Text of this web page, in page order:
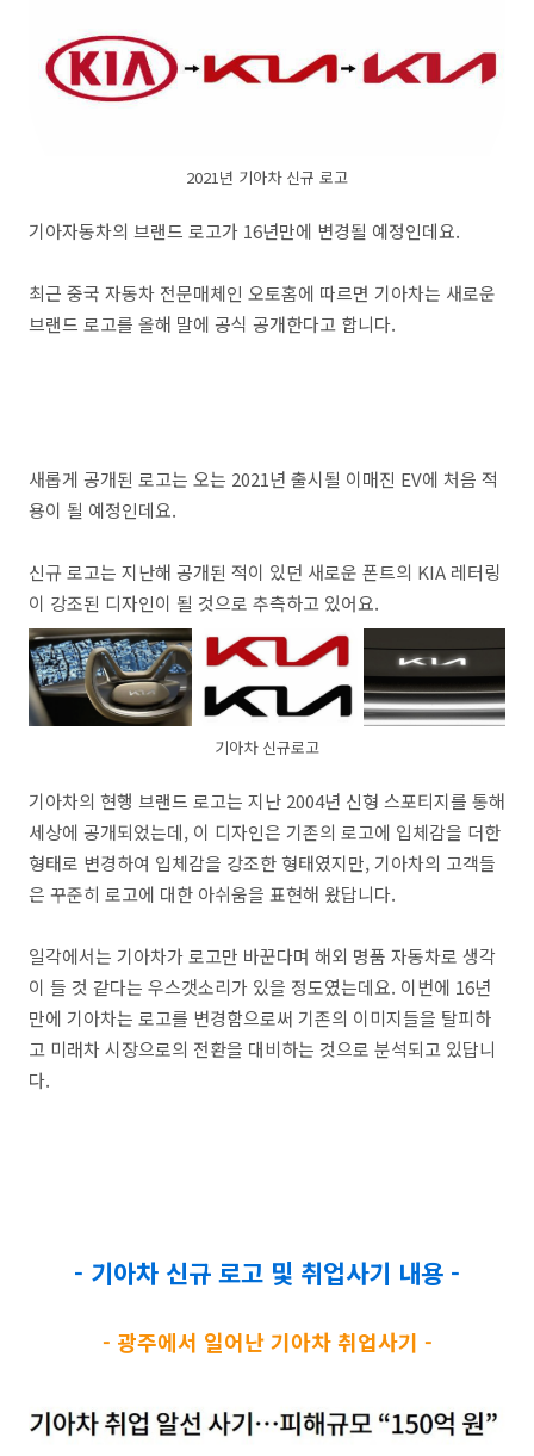
2021년 기아차 신규 로고
기아자동차의 브랜드 로고가 16년만에 변경될 예정인데요.
최근 중국 자동차 전문매체인 오토홈에 따르면 기아차는 새로운
브랜드 로고를 올해 말에 공식 공개한다고 합니다.
새롭게 공개된 로고는 오는 2021년 출시될 이매진 EV에 처음 적
용이 될 예정인데요.
신규 로고는 지난해 공개된 적이 있던 새로운 폰트의 KIA 레터링
이 강조된 디자인이 될 것으로 추측하고 있어요.
기아차 신규로고
기아차의 현행 브랜드 로고는 지난 2004년 신형 스포티지를 통해
세상에 공개되었는데, 이 디자인은 기존의 로고에 입체감을 더한
형태로 변경하여 입체감을 강조한 형태였지만, 기아차의 고객들
은 꾸준히 로고에 대한 아쉬움을 표현해 왔답니다.
일각에서는 기아차가 로고만 바꾼다며 해외 명품 자동차로 생각
이 들 것 같다는 우스갯소리가 있을 정도였는데요. 이번에 16년
만에 기아차는 로고를 변경함으로써 기존의 이미지들을 탈피하
고 미래차 시장으로의 전환을 대비하는 것으로 분석되고 있답니
다.
- 기아차 신규 로고 및 취업사기 내용 -
- 광주에서 일어난 기아차 취업사기 -